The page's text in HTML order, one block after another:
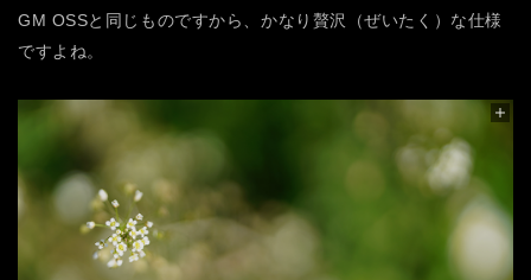
GM OSSと同じものですから、かなり贅沢（ぜいたく）な仕様
ですよね。